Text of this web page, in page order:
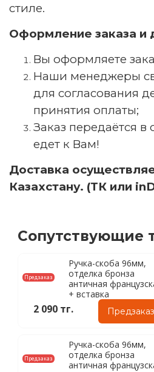
стиле.
Оформление заказа и
Вы оформляете
Наши менеджеры
для согласования
принятия оплаты;
Заказ передаётся в
едет к Вам!
Доставка
Казахстану. (ТК или
Сопутствующие
Предзаказ
Ручка-скоба 96мм,
отделка бронза
античная
+ вставка
2 090 тг. Предзаказ
Предзаказ
Ручка-скоба 96мм,
отделка бронза
античная